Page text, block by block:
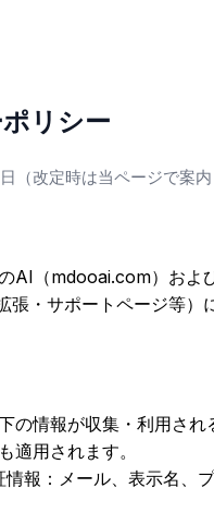
リシー
（改定時は当ページで案内
AI（mdooai.com）およ
張・サポートページ等）
の情報が収集・利用さ
適用されます。
情報：メール、表示名、